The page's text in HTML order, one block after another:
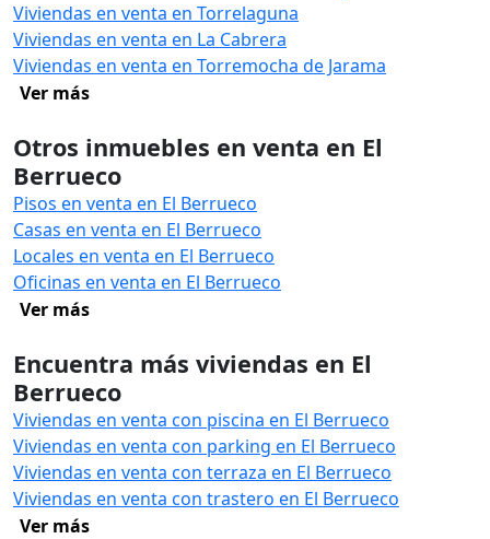
Viviendas en venta en Torrelaguna
Viviendas en venta en La Cabrera
Viviendas en venta en Torremocha de Jarama
Ver más
Otros inmuebles en venta en El
Berrueco
Pisos en venta en El Berrueco
Casas en venta en El Berrueco
Locales en venta en El Berrueco
Oficinas en venta en El Berrueco
Ver más
Encuentra más viviendas en El
Berrueco
Viviendas en venta con piscina en El Berrueco
Viviendas en venta con parking en El Berrueco
Viviendas en venta con terraza en El Berrueco
Viviendas en venta con trastero en El Berrueco
Ver más